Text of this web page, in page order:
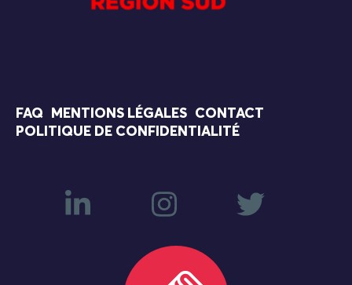
FAQ MENTIONS LÉGALES
CONTACT
POLITIQUE DE CONFIDENTIALITÉ